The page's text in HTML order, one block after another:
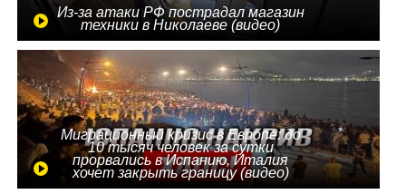
Из-за атаки РФ пострадал магазин
техники в Николаеве (видео)
Миграционный кризис в Европе: до
10 тысяч человек за сутки
прорвались в Испанию, Италия
хочет закрыть границу (видео)